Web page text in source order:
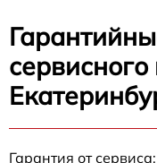
Гарантия от